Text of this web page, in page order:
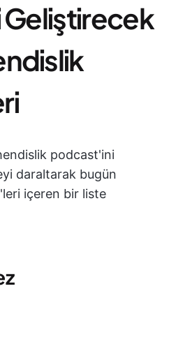
Geliştirecek
podcast'ini
daraltarak bugün
içeren bir liste